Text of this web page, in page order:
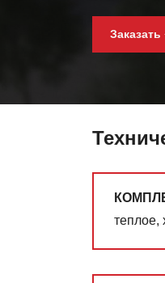
теплое,